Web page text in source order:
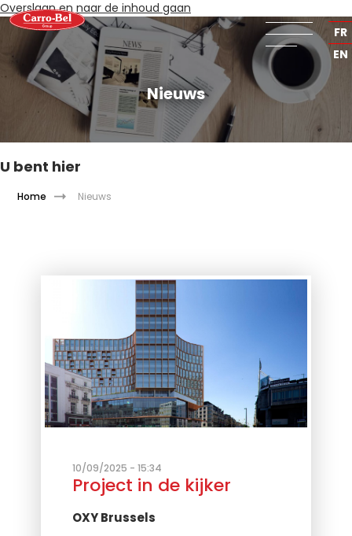
FR
EN
Overslaan en naar de inhoud gaan
Nieuws
U bent hier
Home Nieuws
10/09/2025 - 15:34
Project in de kijker
OXY Brussels